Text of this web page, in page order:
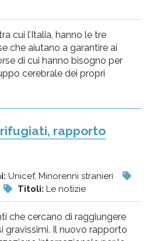
cui l’Italia, hanno le tre
che aiutano a garantire ai
di cui hanno bisogno per
cerebrale dei propri
rapporto
Unicef, Minorenni stranieri
Titoli: Le notizie
che cercano di raggiungere
gravissimi. Il nuovo rapporto